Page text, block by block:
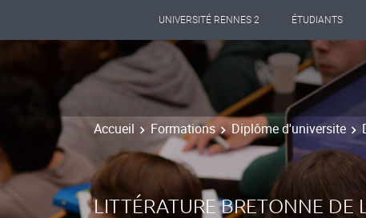
UNIVERSITÉ RENNES 2 ÉTUDIANTS
Accueil Formations Diplôme d'universite
LITTÉRATURE BRETONNE DE